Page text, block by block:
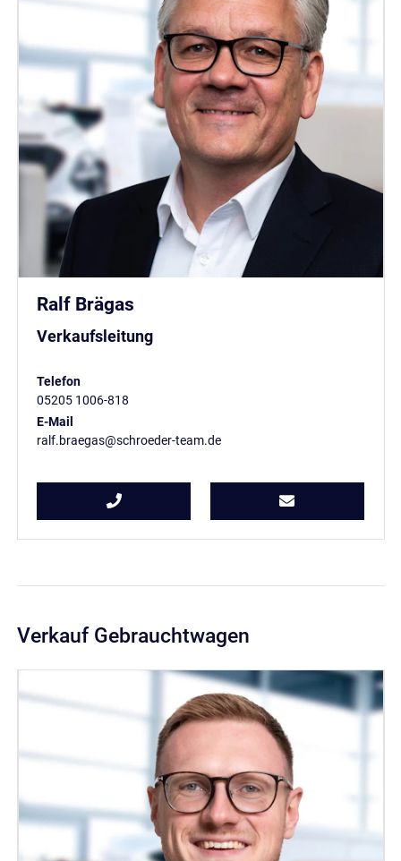
Ralf Brägas
Verkaufsleitung
Telefon
05205 1006-818
E-Mail
ralf.braegas@schroeder-team.de
Verkauf Gebrauchtwagen